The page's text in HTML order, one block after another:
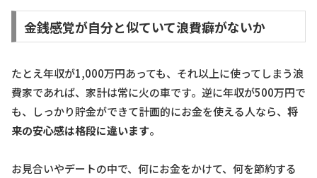
金銭感覚が自分と似ていて浪費癖がないか
たとえ年収が1,000万円あっても、それ以上に使ってしまう浪
費家であれば、家計は常に火の車です。逆に年収が500万円で
も、しっかり貯金ができて計画的にお金を使える人なら、 将
来の安心感は格段に違います。
お見合いやデートの中で、何にお金をかけて、何を節約する